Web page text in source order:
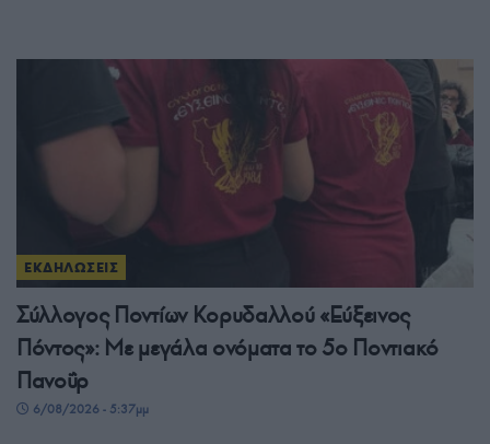
ΕΚΔΗΛΩΣΕΙΣ
Σύλλογος Ποντίων Κορυδαλλού «Εύξεινος
Πόντος»: Με μεγάλα ονόματα το 5ο Ποντιακό
Πανοΰρ
6/08/2026 - 5:37μμ